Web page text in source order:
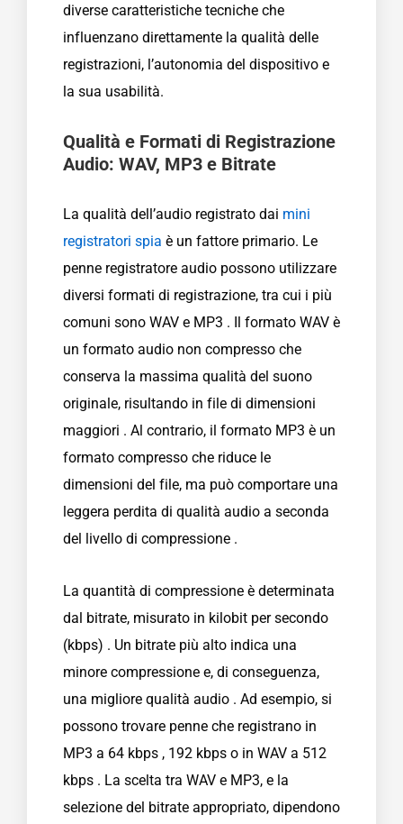
diverse caratteristiche tecniche che
influenzano direttamente la qualità delle
registrazioni, l’autonomia del dispositivo e
la sua usabilità.
Qualità e Formati di Registrazione
Audio: WAV, MP3 e Bitrate
La qualità dell’audio registrato dai mini
registratori spia è un fattore primario. Le
penne registratore audio possono utilizzare
diversi formati di registrazione, tra cui i più
comuni sono WAV e MP3 . Il formato WAV è
un formato audio non compresso che
conserva la massima qualità del suono
originale, risultando in file di dimensioni
maggiori . Al contrario, il formato MP3 è un
formato compresso che riduce le
dimensioni del file, ma può comportare una
leggera perdita di qualità audio a seconda
del livello di compressione .
La quantità di compressione è determinata
dal bitrate, misurato in kilobit per secondo
(kbps) . Un bitrate più alto indica una
minore compressione e, di conseguenza,
una migliore qualità audio . Ad esempio, si
possono trovare penne che registrano in
MP3 a 64 kbps , 192 kbps o in WAV a 512
kbps . La scelta tra WAV e MP3, e la
selezione del bitrate appropriato, dipendono